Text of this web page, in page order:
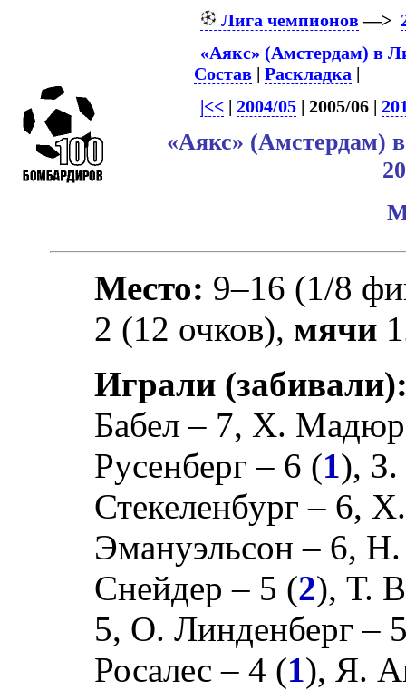
Лига чемпионов—>
«Аякс» (Амстердам) в
Состав |Раскладка |
|<< |2004/05 | 2005/06 |
«Аякс» (Амстердам)
Место: 9–16 (1/8
2 (12 очков), мячи
Играли
Бабел – 7, Х.
Русенберг – 6 (1), З.
Стекеленбург – 6,
Эмануэльсон – 6, Н.
Снейдер – 5 (2),Т.
5, О. Линденберг –
Росалес – 4 (1), Я.